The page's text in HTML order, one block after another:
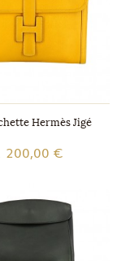
Hermès Jigé
200,00 €